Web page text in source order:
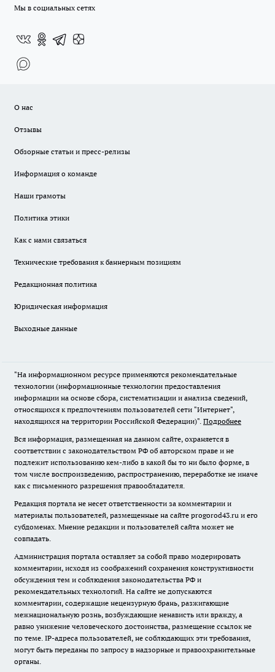
Мы в социальных сетях
О нас
Отзывы
Обзорные статьи и пресс-релизы
Информация о команде
Наши грамоты
Политика этики
Как с нами связаться
Технические требования к баннерным позициям
Редакционная политика
Юридическая информация
Выходные данные
"На информационном ресурсе применяются рекомендательные
технологии (информационные технологии предоставления
информации на основе сбора, систематизации и анализа сведений,
относящихся к предпочтениям пользователей сети "Интернет",
находящихся на территории Российской Федерации)". Подробнее
Вся информация, размещенная на данном сайте, охраняется в
соответствии с законодательством РФ об авторском праве и не
подлежит использованию кем-либо в какой бы то ни было форме, в
том числе воспроизведению, распространению, переработке не иначе
как с письменного разрешения правообладателя.
Редакция портала не несет ответственности за комментарии и
материалы пользователей, размещенные на сайте progorod43.ru и его
субдоменах. Мнение редакции и пользователей сайта может не
совпадать.
Администрация портала оставляет за собой право модерировать
комментарии, исходя из соображений сохранения конструктивности
обсуждения тем и соблюдения законодательства РФ и
рекомендательных технологий. На сайте не допускаются
комментарии, содержащие нецензурную брань, разжигающие
межнациональную рознь, возбуждающие ненависть или вражду, а
равно унижение человеческого достоинства, размещение ссылок не
по теме. IP-адреса пользователей, не соблюдающих эти требования,
могут быть переданы по запросу в надзорные и правоохранительные
органы.